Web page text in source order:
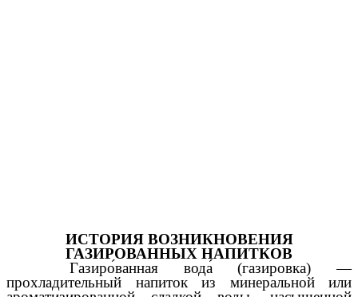
ИСТОРИЯ ВОЗНИКНОВЕНИЯ
ГАЗИРОВАННЫХ НАПИТКОВ
Газиро́ванная вода́ (газировка) —
прохладительный напиток из минеральной или